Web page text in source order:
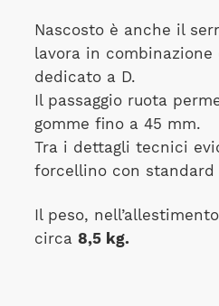
Nascosto è anche il
lavora in combinazione
dedicato a D.
Il passaggio ruota
gomme fino a 45 mm.
Tra i dettagli tecnici
forcellino con standard
Il peso,
circa 8,5 kg.